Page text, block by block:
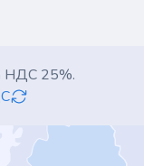
НДС 25%.